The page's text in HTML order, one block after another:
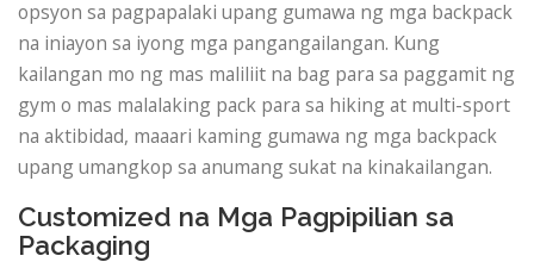
opsyon sa pagpapalaki upang gumawa ng mga backpack
na iniayon sa iyong mga pangangailangan. Kung
kailangan mo ng mas maliliit na bag para sa paggamit ng
gym o mas malalaking pack para sa hiking at multi-sport
na aktibidad, maaari kaming gumawa ng mga backpack
upang umangkop sa anumang sukat na kinakailangan.
Customized na Mga Pagpipilian sa
Packaging